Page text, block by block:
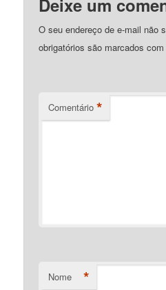
Deixe um
O seu endereço de e-mail não
obrigatórios são marcados
Comentário *
Nome *